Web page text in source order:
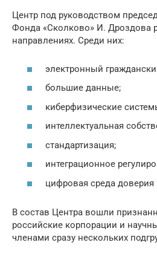
Центр под руководством
Фонда «Сколково» И. Дроздова
направлениях. Среди них:
электронный
большие данные;
киберфизические
интеллектуальная
стандартизация;
интеграционное
цифровая среда доверия
В состав Центра вошли
российские корпорации и
членами сразу нескольких